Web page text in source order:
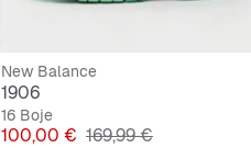
New Balance
1906
16 Boje
Cijena
100,00 € Originalna cijena
169,99 €